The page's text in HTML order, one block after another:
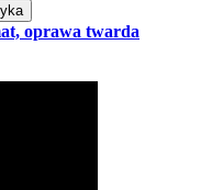
oprawa twarda